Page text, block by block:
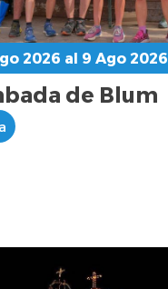
2026 al 9 Ago 2026
de Blum